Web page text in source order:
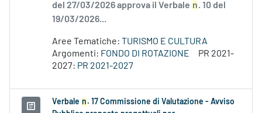
del 27/03/2026 approva il Verbale n. 10 del
19/03/2026...
Aree Tematiche: TURISMO E CULTURA
Argomenti: FONDO DI ROTAZIONE
PR 2021-
2027: PR 2021-2027
Verbale n . 17 Commissione di Valutazione - Avviso